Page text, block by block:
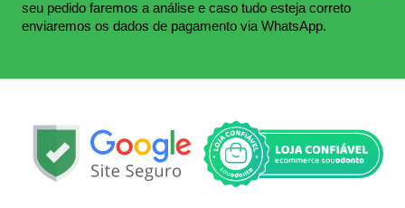
seu pedido faremos a análise e caso tudo esteja correto
enviaremos os dados de pagamento via WhatsApp.